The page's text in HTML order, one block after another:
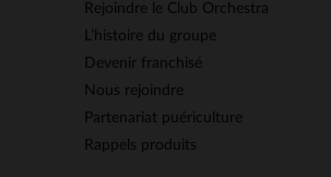
Rejoindre le Club Orchestra
L’histoire du groupe
Devenir franchisé
Nous rejoindre
Partenariat puériculture
Rappels produits